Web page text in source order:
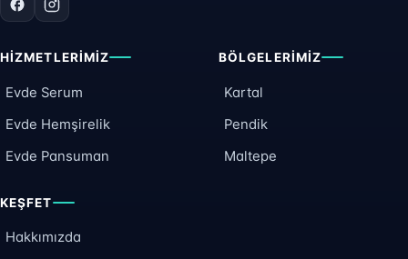
HIZMETLERIMIZ
Evde Serum
Evde Hemşirelik
Evde Pansuman
BÖLGELERIMIZ
Kartal
Pendik
Maltepe
KEŞFET
Hakkımızda